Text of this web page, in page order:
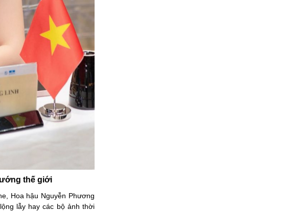
thế giới
Hoa hậu Nguyễn Phương
lẫy hay các bộ ảnh thời